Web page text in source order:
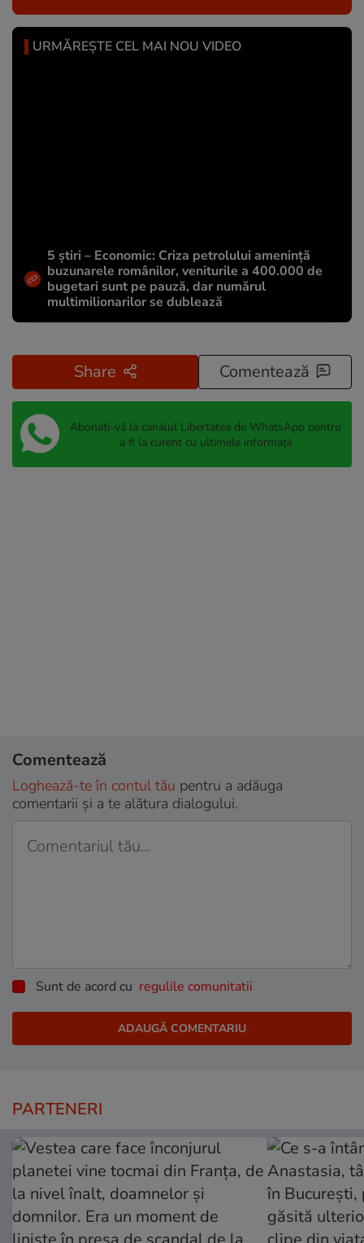
URMĂREȘTE CEL MAI NOU VIDEO
5 știri – Economic: Criza petrolului amenință
buzunarele românilor, veniturile a 400.000 de
bugetari sunt pe pauză, dar numărul
multimilionarilor se dublează
Share Comentează
Abonați-vă la canalul Libertatea de WhatsApp pentru
a fi la curent cu ultimele informații
Comentează
Loghează-te în contul tău pentru a adăuga
comentarii și a te alătura dialogului.
Sunt de acord cu regulile comunitatii
PARTENERI